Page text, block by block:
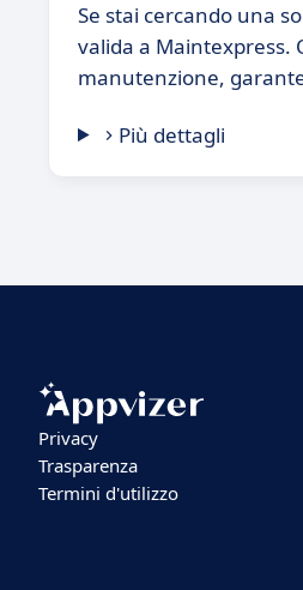
Se stai cercando una
valida a Maintexpress.
manutenzione,
Più dettagli
Privacy
Trasparenza
Termini d'utilizzo